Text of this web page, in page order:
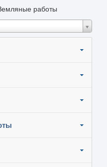
работы